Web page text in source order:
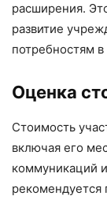
расширения.
развитие
потребностям
Оценка
Стоимость
включая его
коммуникаций